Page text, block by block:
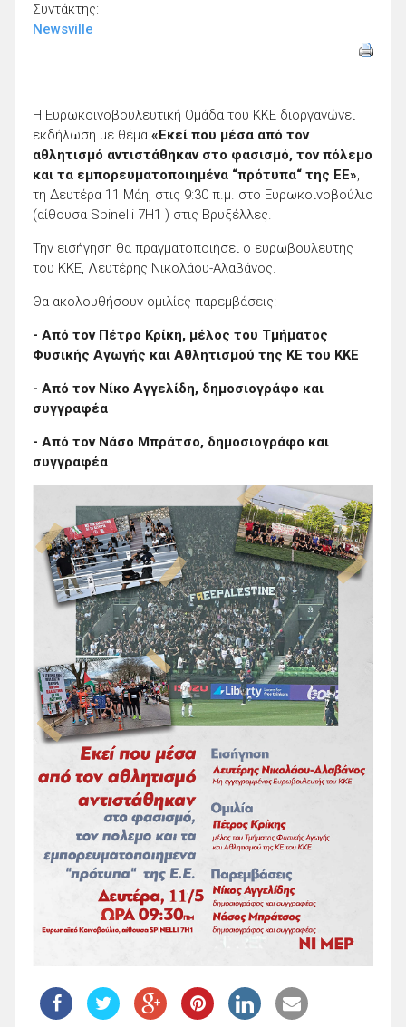
Συντάκτης:
Newsville
Η Ευρωκοινοβουλευτική Ομάδα του ΚΚΕ διοργανώνει
εκδήλωση με θέμα «Εκεί που μέσα από τον
αθλητισμό αντιστάθηκαν στο φασισμό, τον πόλεμο
και τα εμπορευματοποιημένα “πρότυπα“ της ΕΕ»,
τη Δευτέρα 11 Μάη, στις 9:30 π.μ. στο Ευρωκοινοβούλιο
(αίθουσα Spinelli 7H1 ) στις Βρυξέλλες.
Την εισήγηση θα πραγματοποιήσει ο ευρωβουλευτής
του ΚΚΕ, Λευτέρης Νικολάου-Αλαβάνος.
Θα ακολουθήσουν ομιλίες-παρεμβάσεις:
- Από τον Πέτρο Κρίκη, μέλος του Τμήματος
Φυσικής Αγωγής και Αθλητισμού της ΚΕ του ΚΚΕ
- Από τον Νίκο Αγγελίδη, δημοσιογράφο και
συγγραφέα
- Από τον Νάσο Μπράτσο, δημοσιογράφο και
συγγραφέα